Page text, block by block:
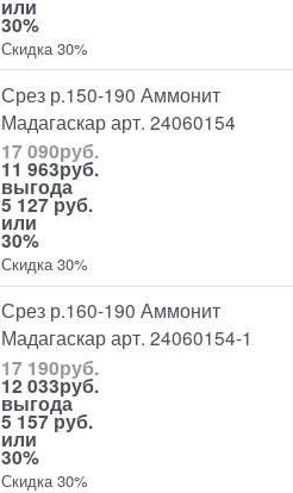
или
30%
Скидка 30%
Срез р.150-190 Аммонит
Мадагаскар арт. 24060154
17 090руб.
11 963руб.
выгода
5 127 руб.
или
30%
Скидка 30%
Срез р.160-190 Аммонит
Мадагаскар арт. 24060154-1
17 190руб.
12 033руб.
выгода
5 157 руб.
или
30%
Скидка 30%